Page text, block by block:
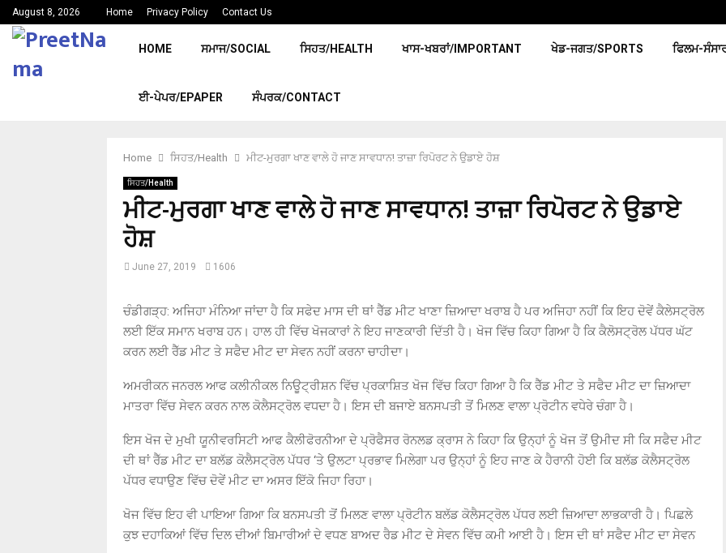
August 8, 2026 Home Privacy Policy Contact Us
HOME ਸਮਾਜ/SOCIAL ਸਿਹਤ/HEALTH ਖਾਸ-ਖਬਰਾਂ/IMPORTANT ਖੇਡ-ਜਗਤ/SPORTS ਫਿਲਮ-
ਈ-ਪੇਪਰ/EPAPER ਸੰਪਰਕ/CONTACT
Home ਸਿਹਤ/Health ਮੀਟ-ਮੁਰਗਾ ਖਾਣ ਵਾਲੇ ਹੋ ਜਾਣ ਸਾਵਧਾਨ! ਤਾਜ਼ਾ ਰਿਪੋਰਟ ਨੇ ਉਡਾਏ ਹੋਸ਼
ਸਿਹਤ/Health
ਮੀਟ-ਮੁਰਗਾ ਖਾਣ ਵਾਲੇ ਹੋ ਜਾਣ ਸਾਵਧਾਨ! ਤਾਜ਼ਾ ਰਿਪੋਰਟ ਨੇ ਉਡਾਏ
ਹੋਸ਼
June 27, 2019 1606
ਚੰਡੀਗੜ੍ਹ: ਅਜਿਹਾ ਮੰਨਿਆ ਜਾਂਦਾ ਹੈ ਕਿ ਸਫੇਦ ਮਾਸ ਦੀ ਥਾਂ ਰੈੱਡ ਮੀਟ ਖਾਣਾ ਜ਼ਿਆਦਾ ਖਰਾਬ ਹੈ ਪਰ ਅਜਿਹਾ ਨਹੀਂ ਕਿ ਇਹ ਦੋਵੇਂ ਕੈਲੇਸਟ੍ਰੋਲ
ਲਈ ਇੱਕ ਸਮਾਨ ਖਰਾਬ ਹਨ। ਹਾਲ ਹੀ ਵਿੱਚ ਖੋਜਕਾਰਾਂ ਨੇ ਇਹ ਜਾਣਕਾਰੀ ਦਿੱਤੀ ਹੈ। ਖੋਜ ਵਿੱਚ ਕਿਹਾ ਗਿਆ ਹੈ ਕਿ ਕੈਲੋਸਟ੍ਰੋਲ ਪੱਧਰ ਘੱਟ
ਕਰਨ ਲਈ ਰੈੱਡ ਮੀਟ ਤੇ ਸਫੈਦ ਮੀਟ ਦਾ ਸੇਵਨ ਨਹੀਂ ਕਰਨਾ ਚਾਹੀਦਾ।
ਅਮਰੀਕਨ ਜਨਰਲ ਆਫ ਕਲੀਨੀਕਲ ਨਿਊਟ੍ਰੀਸ਼ਨ ਵਿੱਚ ਪ੍ਰਕਾਸ਼ਿਤ ਖੋਜ ਵਿੱਚ ਕਿਹਾ ਗਿਆ ਹੈ ਕਿ ਰੈੱਡ ਮੀਟ ਤੇ ਸਫੈਦ ਮੀਟ ਦਾ ਜ਼ਿਆਦਾ
ਮਾਤਰਾ ਵਿੱਚ ਸੇਵਨ ਕਰਨ ਨਾਲ ਕੋਲੈਸਟ੍ਰੋਲ ਵਧਦਾ ਹੈ। ਇਸ ਦੀ ਬਜਾਏ ਬਨਸਪਤੀ ਤੋਂ ਮਿਲਣ ਵਾਲਾ ਪ੍ਰੋਟੀਨ ਵਧੇਰੇ ਚੰਗਾ ਹੈ।
ਇਸ ਖੋਜ ਦੇ ਮੁਖੀ ਯੂਨੀਵਰਸਿਟੀ ਆਫ ਕੈਲੀਫੋਰਨੀਆ ਦੇ ਪ੍ਰੋਫੈਸਰ ਰੋਨਲਡ ਕ੍ਰਾਸ ਨੇ ਕਿਹਾ ਕਿ ਉਨ੍ਹਾਂ ਨੂੰ ਖੋਜ ਤੋਂ ਉਮੀਦ ਸੀ ਕਿ ਸਫੈਦ ਮੀਟ
ਦੀ ਥਾਂ ਰੈੱਡ ਮੀਟ ਦਾ ਬਲੱਡ ਕੋਲੈਸਟ੍ਰੋਲ ਪੱਧਰ ‘ਤੇ ਉਲਟਾ ਪ੍ਰਭਾਵ ਮਿਲੇਗਾ ਪਰ ਉਨ੍ਹਾਂ ਨੂੰ ਇਹ ਜਾਣ ਕੇ ਹੈਰਾਨੀ ਹੋਈ ਕਿ ਬਲੱਡ ਕੋਲੈਸਟ੍ਰੋਲ
ਪੱਧਰ ਵਧਾਉਣ ਵਿੱਚ ਦੋਵੇਂ ਮੀਟ ਦਾ ਅਸਰ ਇੱਕੋ ਜਿਹਾ ਰਿਹਾ।
ਖੋਜ ਵਿੱਚ ਇਹ ਵੀ ਪਾਇਆ ਗਿਆ ਕਿ ਬਨਸਪਤੀ ਤੋਂ ਮਿਲਣ ਵਾਲਾ ਪ੍ਰੋਟੀਨ ਬਲੱਡ ਕੋਲੈਸਟ੍ਰੋਲ ਪੱਧਰ ਲਈ ਜ਼ਿਆਦਾ ਲਾਭਕਾਰੀ ਹੈ। ਪਿਛਲੇ
ਕੁਝ ਦਹਾਕਿਆਂ ਵਿੱਚ ਦਿਲ ਦੀਆਂ ਬਿਮਾਰੀਆਂ ਦੇ ਵਧਣ ਬਾਅਦ ਰੈਡ ਮੀਟ ਦੇ ਸੇਵਨ ਵਿੱਚ ਕਮੀ ਆਈ ਹੈ। ਇਸ ਦੀ ਥਾਂ ਸਫੈਦ ਮੀਟ ਦਾ ਸੇਵਨ